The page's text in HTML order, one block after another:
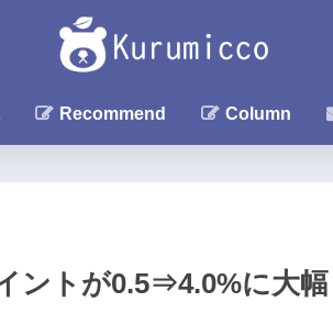
Recommend Column
ントが0.5⇒4.0%に大幅